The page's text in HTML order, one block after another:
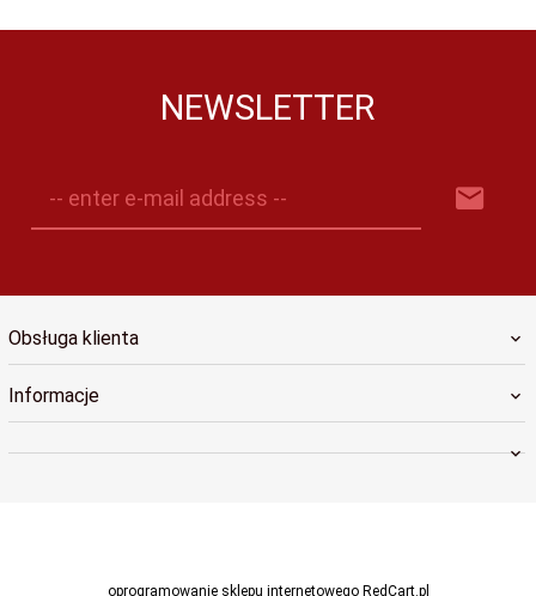
NEWSLETTER
-- enter e-mail address --
Obsługa klienta
Informacje
oprogramowanie sklepu internetowegoRedCart.pl